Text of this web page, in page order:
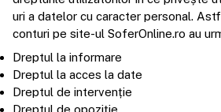
uri a datelor cu caracter personal.
conturi pe site-ul SoferOnline.ro au
Dreptul la informare
Dreptul la acces la date
Dreptul de intervenție
Dreptul de opoziție